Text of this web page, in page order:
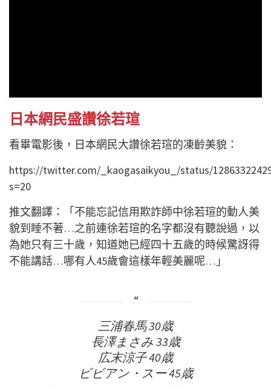
日本網民盛讚徐若瑄
看畢電影後，日本網民大讚徐若瑄的凍齡美貌：
https://twitter.com/_kaogasaikyou_/status/
s=20
推文翻譯：「不能忘記信用欺詐師中徐若瑄的動人美
貌到睡不著…之前連徐若瑄的名字都沒有聽說過，以
為她只有三十歲，知道她已經四十五歲的時候驚訝得
不能講話…哪有人45歲會這樣年輕美麗呢…」
三浦春馬 30歳
長澤まさみ 33歳
広末涼子 40歳
ビビアン・スー 45歳